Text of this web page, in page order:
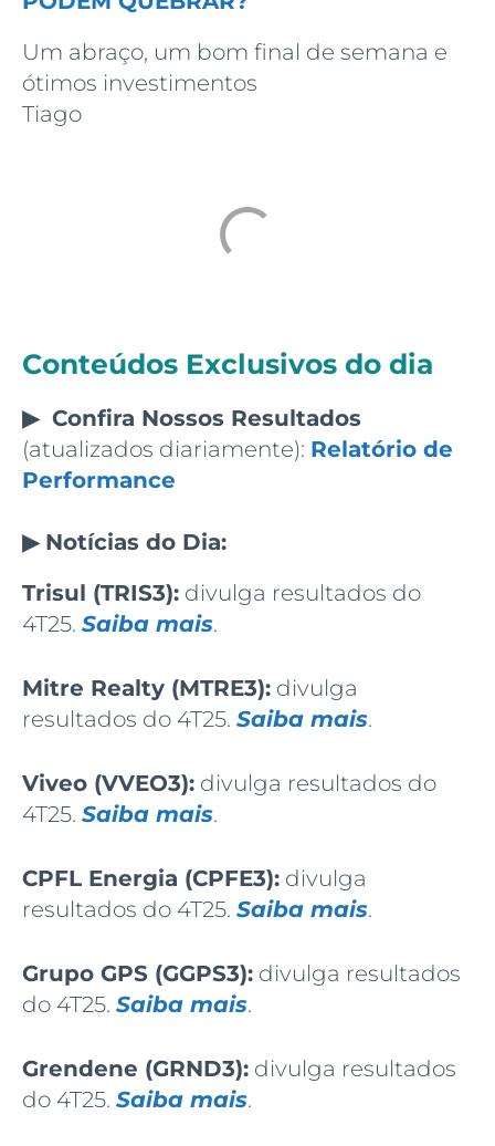
Um abraço, um bom final de semana e
ótimos investimentos
Tiago
Conteúdos Exclusivos do dia
▶ Confira Nossos Resultados
(atualizados diariamente): Relatório de
Performance
▶ Notícias do Dia:
Trisul (TRIS3): divulga resultados do
4T25. Saiba mais.
Mitre Realty (MTRE3): divulga
resultados do 4T25. Saiba mais.
Viveo (VVEO3): divulga resultados do
4T25. Saiba mais.
CPFL Energia (CPFE3): divulga
resultados do 4T25. Saiba mais.
Grupo GPS (GGPS3): divulga resultados
do 4T25. Saiba mais.
Grendene (GRND3): divulga resultados
do 4T25. Saiba mais.